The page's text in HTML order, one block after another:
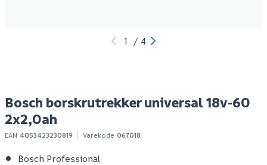
1 / 4
Bosch borskrutrekker universal 18v-60
2x2,0ah
EAN 4053423230819 Varekode 067018
Bosch Professional